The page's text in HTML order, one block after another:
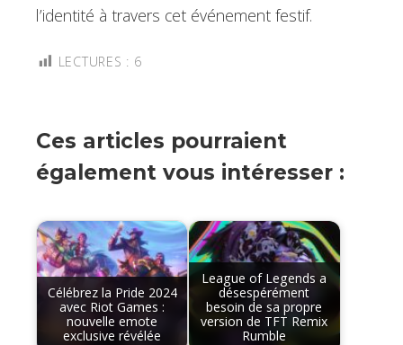
l’identité à travers cet événement festif.
LECTURES : 6
Ces articles pourraient
également vous intéresser :
Célébrez la Pride 2024
avec Riot Games :
nouvelle emote
exclusive révélée
League of Legends a
désespérément
besoin de sa propre
version de TFT Remix
Rumble